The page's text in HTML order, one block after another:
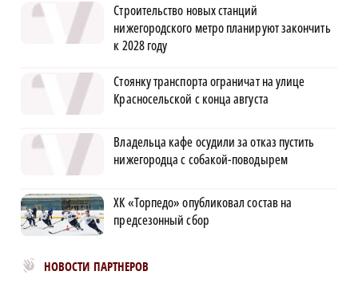
Строительство новых станций
нижегородского метро планируют закончить
к 2028 году
Стоянку транспорта ограничат на улице
Красносельской с конца августа
Владельца кафе осудили за отказ пустить
нижегородца с собакой-поводырем
ХК «Торпедо» опубликовал состав на
предсезонный сбор
НОВОСТИ ПАРТНЕРОВ
Новости МирТесен